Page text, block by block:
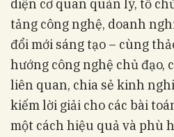
diện cơ quan quản lý, tổ
tảng công nghệ, doanh
đổi mới sáng tạo – cùng
hướng công nghệ chủ đạo,
liên quan, chia sẻ kinh
kiếm lời giải cho các bài
một cách hiệu quả và phù